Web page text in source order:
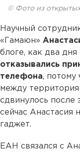
© Фото из
Научный
«Гамаюн»
блоге, как два
отказывались
телефона, потому
между
сдвинулось после
сейчас Анастасия
гаджет.
ЕАН связался с